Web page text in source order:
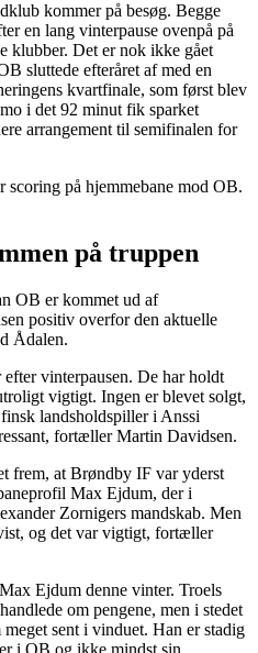
kommer på besøg. Begge
en lang vinterpause ovenpå på
klubber. Det er nok ikke gået
sluttede efteråret af med en
kvartfinale, som først blev
i det 92 minut fik sparket
arrangement til semifinalen for
på truppen
OB er kommet ud af
positiv overfor den aktuelle
Ådalen.
vinterpausen. De har holdt
vigtigt. Ingen er blevet solgt,
landsholdspiller i Anssi
fortæller Martin Davidsen.
frem, at Brøndby IF var yderst
Max Ejdum, der i
Zornigers mandskab. Men
og det var vigtigt, fortæller
Ejdum denne vinter. Troels
om pengene, men i stedet
sent i vinduet. Han er stadig